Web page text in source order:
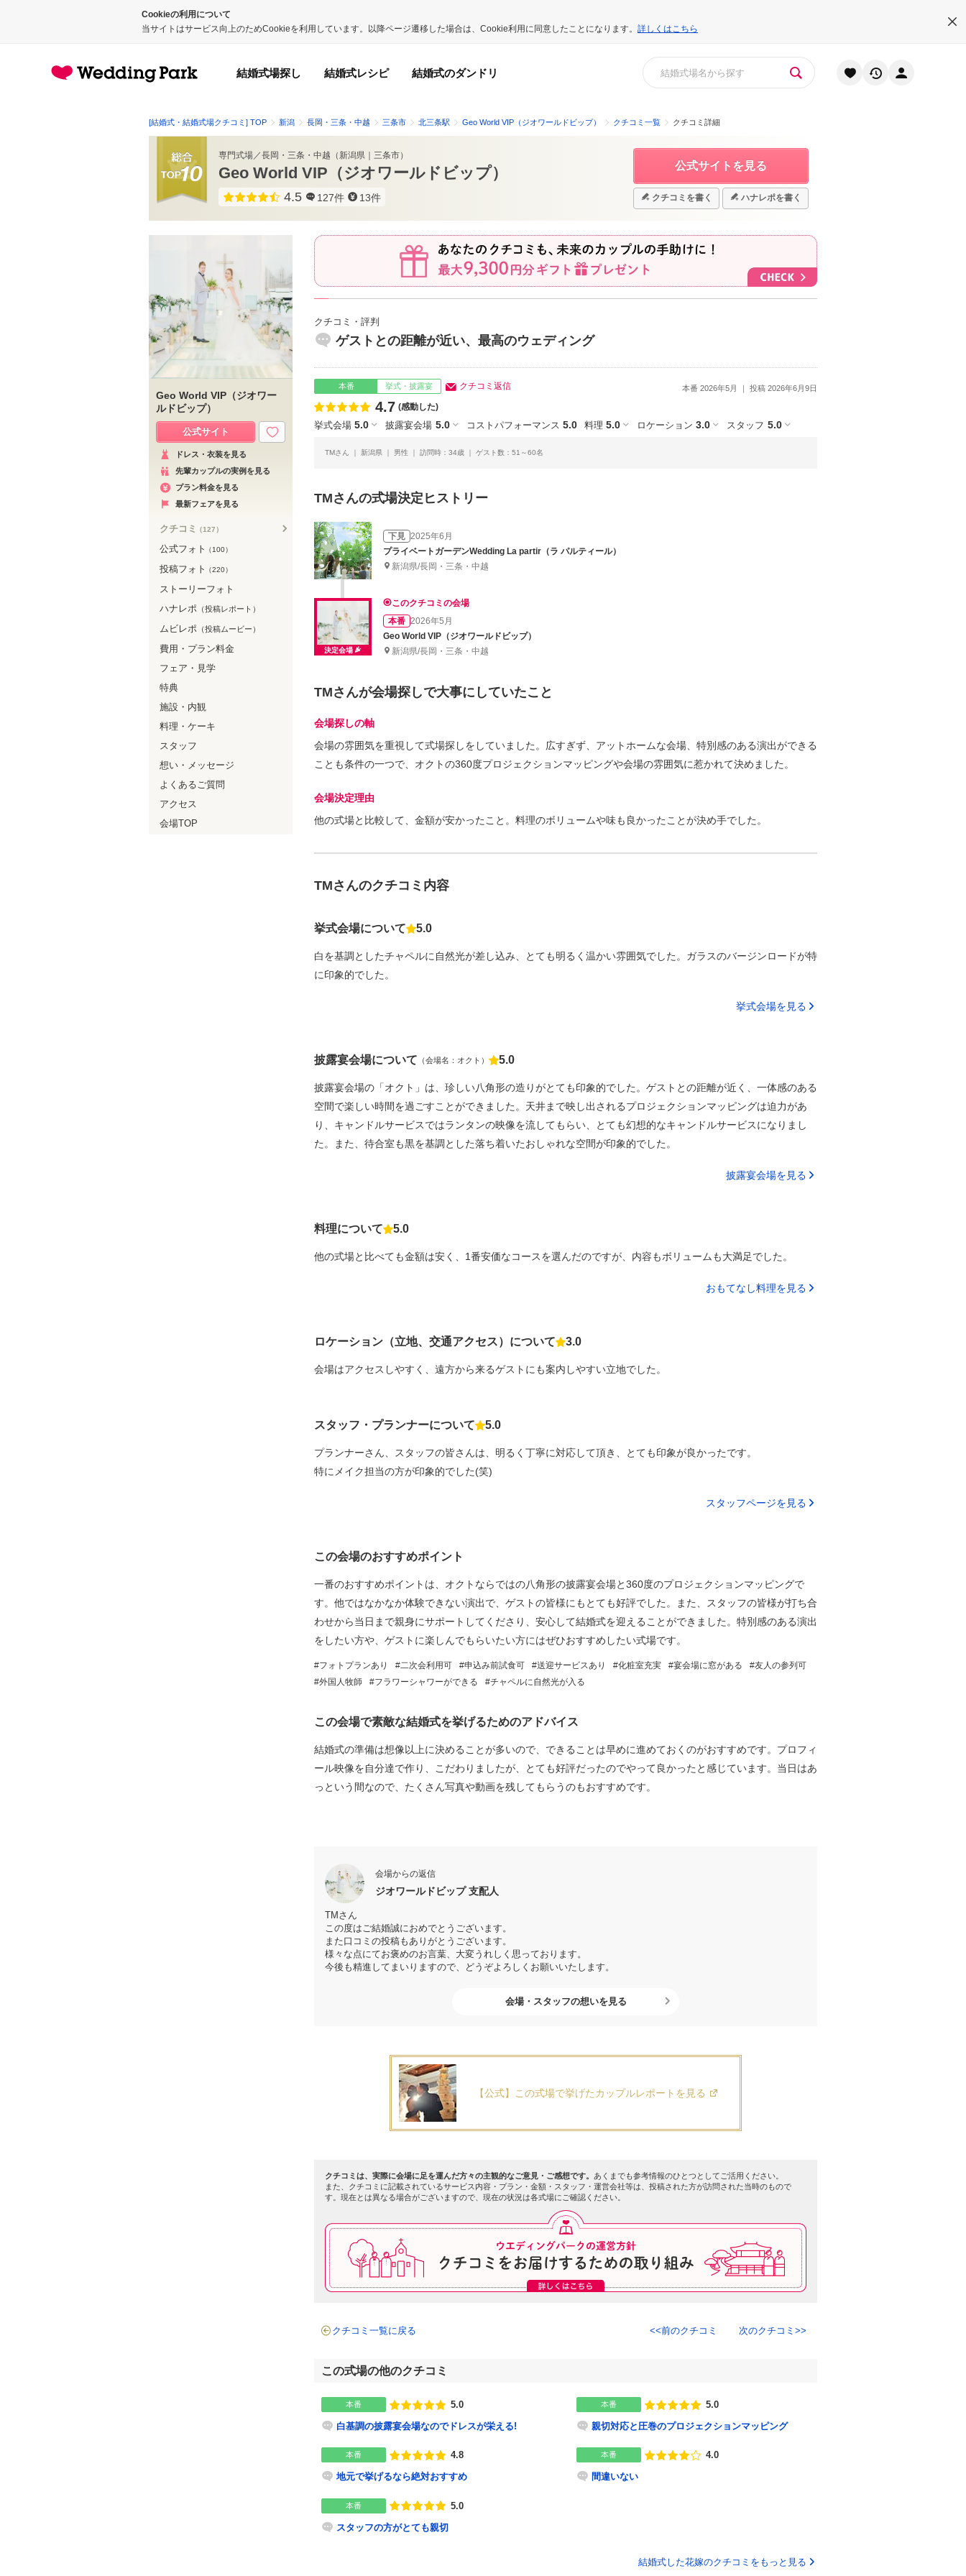
Cookieの利用について
当サイトはサービス向上のためCookieを利用しています。以降ページ遷移した場合は、Cookie利用に同意したことになります。 詳しくはこちら
結婚式場探し 結婚式レシピ 結婚式のダンドリ
[結婚式・結婚式場クチコミ] TOP 新潟 長岡・三条・中越 三条市 北三条駅 Geo World VIP（ジオワールドビップ） クチコミ一覧 クチコミ詳細
専門式場／長岡・三条・中越 （ 新潟県 三条市）
Geo World VIP（ジオワールドビップ）
点数
4.5 127件 13件
公式サイトを見る
クチコミを書く ハナレポを書く
クチコミ・評判
ゲストとの距離が近い、最高のウェディング
本番 挙式・披露宴 クチコミ返信 本番 2026年5月 投稿 2026年6月9日
点数
4.7 (感動した)
挙式会場 5.0 披露宴会場 5.0 コストパフォーマンス 5.0 料理 5.0 ロケーション 3.0 スタッフ 5.0
TMさん 新潟県 男性 訪問時：34歳 ゲスト数：51～60名
TMさんの式場決定ヒストリー
下見 2025年6月
プライベートガーデンWedding La partir（ラ パルティール）
新潟県/長岡・三条・中越
決定会場
このクチコミの会場
本番 2026年5月
Geo World VIP（ジオワールドビップ）
新潟県/長岡・三条・中越
TMさんが会場探しで大事にしていたこと
会場探しの軸
会場の雰囲気を重視して式場探しをしていました。広すぎず、アットホームな会場、特別感のある演出ができる
ことも条件の一つで、オクトの360度プロジェクションマッピングや会場の雰囲気に惹かれて決めました。
会場決定理由
他の式場と比較して、金額が安かったこと。料理のボリュームや味も良かったことが決め手でした。
TMさんのクチコミ内容
挙式会場について 点数
5.0
白を基調としたチャペルに自然光が差し込み、とても明るく温かい雰囲気でした。ガラスのバージンロードが特
に印象的でした。
挙式会場を見る
披露宴会場について （会場名：オクト） 点数
5.0
披露宴会場の「オクト」は、珍しい八角形の造りがとても印象的でした。ゲストとの距離が近く、一体感のある
空間で楽しい時間を過ごすことができました。天井まで映し出されるプロジェクションマッピングは迫力があ
り、キャンドルサービスではランタンの映像を流してもらい、とても幻想的なキャンドルサービスになりまし
た。また、待合室も黒を基調とした落ち着いたおしゃれな空間が印象的でした。
披露宴会場を見る
料理について 点数
5.0
他の式場と比べても金額は安く、1番安価なコースを選んだのですが、内容もボリュームも大満足でした。
おもてなし料理を見る
ロケーション（立地、交通アクセス）について 点数
3.0
会場はアクセスしやすく、遠方から来るゲストにも案内しやすい立地でした。
スタッフ・プランナーについて 点数
5.0
プランナーさん、スタッフの皆さんは、明るく丁寧に対応して頂き、とても印象が良かったです。
特にメイク担当の方が印象的でした(笑)
スタッフページを見る
この会場のおすすめポイント
一番のおすすめポイントは、オクトならではの八角形の披露宴会場と360度のプロジェクションマッピングで
す。他ではなかなか体験できない演出で、ゲストの皆様にもとても好評でした。また、スタッフの皆様が打ち合
わせから当日まで親身にサポートしてくださり、安心して結婚式を迎えることができました。特別感のある演出
をしたい方や、ゲストに楽しんでもらいたい方にはぜひおすすめしたい式場です。
フォトプランあり 二次会利用可 申込み前試食可 送迎サービスあり 化粧室充実 宴会場に窓がある
友人の参列可
外国人牧師
フラワーシャワーができる チャペルに自然光が入る
この会場で素敵な結婚式を挙げるためのアドバイス
結婚式の準備は想像以上に決めることが多いので、できることは早めに進めておくのがおすすめです。プロフィ
ール映像を自分達で作り、こだわりましたが、とても好評だったのでやって良かったと感じています。当日はあ
っという間なので、たくさん写真や動画を残してもらうのもおすすめです。
会場からの返信
ジオワールドビップ 支配人
TMさん
この度はご結婚誠におめでとうございます。
また口コミの投稿もありがとうございます。
様々な点にてお褒めのお言葉、大変うれしく思っております。
今後も精進してまいりますので、どうぞよろしくお願いいたします。
会場・スタッフの想いを見る
【公式】この式場で挙げたカップルレポートを見る
クチコミは、実際に会場に足を運んだ方々の主観的なご意見・ご感想です。 あくまでも参考情報のひとつとしてご活用ください。
また、クチコミに記載されているサービス内容・プラン・金額・スタッフ・運営会社等は、投稿された方が訪問された当時のもので
す。現在とは異なる場合がございますので、現在の状況は各式場にご確認ください。
クチコミ一覧に戻る 次のクチコミ
前のクチコミ
この式場の他のクチコミ
本番 点数
5.0
白基調の披露宴会場なのでドレスが栄える!
本番 点数
5.0
親切対応と圧巻のプロジェクションマッピング
本番 点数
4.8
地元で挙げるなら絶対おすすめ
本番 点数
4.0
間違いない
本番 点数
5.0
スタッフの方がとても親切
結婚式した花嫁のクチコミをもっと見る
Geo World VIP（ジオワー
ルドビップ）
公式サイト
ドレス・衣装を見る
先輩カップルの実例を見る
プラン料金を見る
最新フェアを見る
クチコミ （127）
公式フォト （100）
投稿フォト （220）
ストーリーフォト
ハナレポ （投稿レポート）
ムビレポ （投稿ムービー）
費用・プラン料金
フェア・見学
特典
施設・内観
料理・ケーキ
スタッフ
想い・メッセージ
よくあるご質問
アクセス
会場TOP